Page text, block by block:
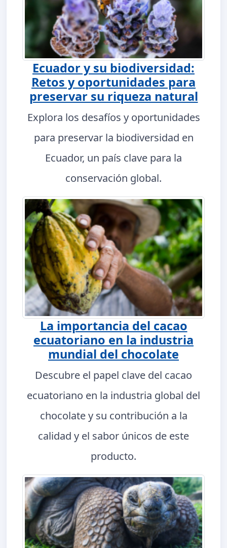
Ecuador y su biodiversidad:
Retos y oportunidades para
preservar su riqueza natural
Explora los desafíos y oportunidades
para preservar la biodiversidad en
Ecuador, un país clave para la
conservación global.
La importancia del cacao
ecuatoriano en la industria
mundial del chocolate
Descubre el papel clave del cacao
ecuatoriano en la industria global del
chocolate y su contribución a la
calidad y el sabor únicos de este
producto.